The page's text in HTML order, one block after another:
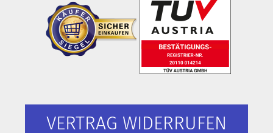
VERTRAG WIDERRUFEN